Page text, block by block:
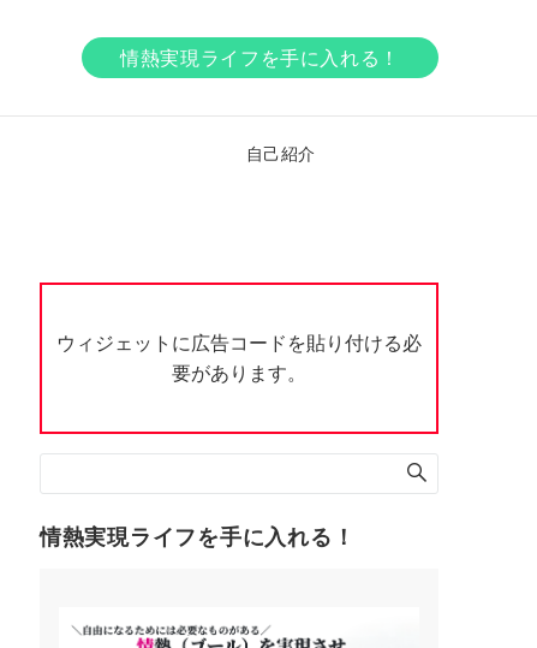
情熱実現ライフを手に入れる！
自己紹介
ウィジェットに広告コードを貼り付ける必
要があります。
情熱実現ライフを手に入れる！